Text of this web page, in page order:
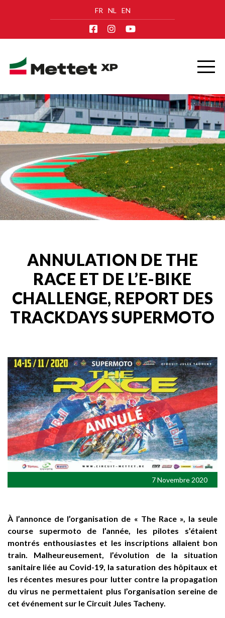
FR NL EN
ANNULATION DE THE
RACE ET DE L’E-BIKE
CHALLENGE, REPORT DES
TRACKDAYS SUPERMOTO
7 Novembre 2020
À l’annonce de l’organisation de « The Race », la seule
course supermoto de l’année, les pilotes s’étaient
montrés enthousiastes et les inscriptions allaient bon
train. Malheureusement, l’évolution de la situation
sanitaire liée au Covid-19, la saturation des hôpitaux et
les récentes mesures pour lutter contre la propagation
du virus ne permettaient plus l’organisation sereine de
cet événement sur le Circuit Jules Tacheny.